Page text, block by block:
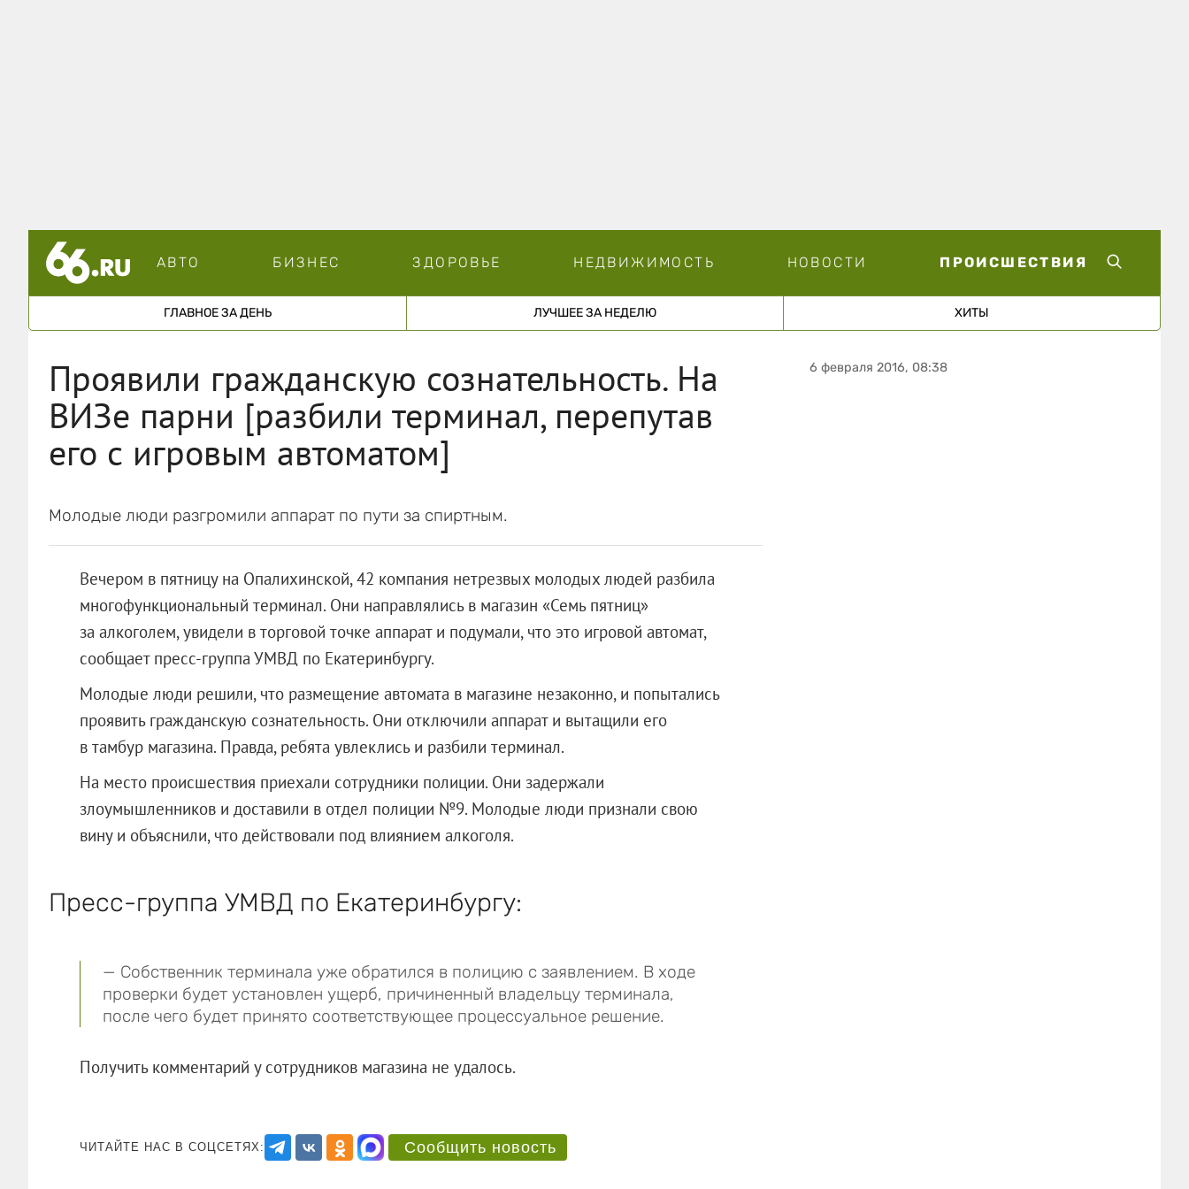
АВТО БИЗНЕС ЗДОРОВЬЕ НЕДВИЖИМОСТЬ НОВОСТИ ПРОИСШЕСТВИЯ
ГЛАВНОЕ ЗА ДЕНЬ ЛУЧШЕЕ ЗА НЕДЕЛЮ ХИТЫ
Проявили гражданскую сознательность. На
ВИЗе парни [разбили терминал, перепутав
его с игровым автоматом]
Молодые люди разгромили аппарат по пути за спиртным.
Вечером в пятницу на Опалихинской, 42 компания нетрезвых молодых людей разбила
многофункциональный терминал. Они направлялись в магазин «Семь пятниц»
за алкоголем, увидели в торговой точке аппарат и подумали, что это игровой автомат,
сообщает пресс-группа УМВД по Екатеринбургу.
Молодые люди решили, что размещение автомата в магазине незаконно, и попытались
проявить гражданскую сознательность. Они отключили аппарат и вытащили его
в тамбур магазина. Правда, ребята увлеклись и разбили терминал.
На место происшествия приехали сотрудники полиции. Они задержали
злоумышленников и доставили в отдел полиции №9. Молодые люди признали свою
вину и объяснили, что действовали под влиянием алкоголя.
Пресс-группа УМВД по Екатеринбургу:
— Собственник терминала уже обратился в полицию с заявлением. В ходе
проверки будет установлен ущерб, причиненный владельцу терминала,
после чего будет принято соответствующее процессуальное решение.
Получить комментарий у сотрудников магазина не удалось.
ЧИТАЙТЕ НАС В СОЦСЕТЯХ: Сообщить новость
6 февраля 2016, 08:38